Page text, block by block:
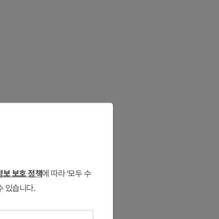
보 보호 정책에 따라 '모두 수
있습니다.